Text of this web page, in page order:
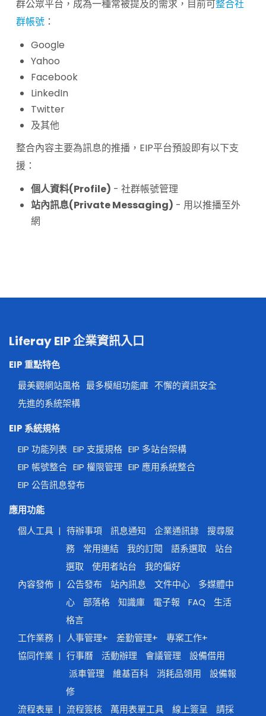
群公眾平台，成為一種常被提及的需求，目前可整合社
群帳號 ：
Google
Yahoo
Facebook
LinkedIn
Twitter
及其他
整合內容主要為訊息的推播，EIP平台預設即有以下支
援：
個人資料(Profile) - 社群帳號管理
站內訊息(Private Messaging) - 用以推播至外
網
Liferay EIP 企業資訊入口
EIP 重點特色
最美觀網站風格 最多模組功能庫 不懈的資訊安全
先進的系統架構
EIP 系統規格
EIP 功能列表 EIP 支援規格 EIP 多站台架構
EIP 帳號整合 EIP 權限管理 EIP 應用系統整合
EIP 公告訊息發布
應用功能
個人工具 | 待辦事項 訊息通知 企業通訊錄
搜尋服
務
常用連結 我的訂閱 語系選取
站台
選取
使用者站台
我的偏好
內容發佈 | 公告發布 站內訊息 文件中心
多媒體中
心
部落格 知識庫 電子報 FAQ
生活
格言
工作業務 | 人事管理+ 差勤管理+
專案工作+
協同作業 | 行事曆 活動辦理 會議管理
設備借用
派車管理
維基百科 消耗品領用
設備報
修
流程表單 | 流程簽核 萬用表單工具 線上簽呈
請採